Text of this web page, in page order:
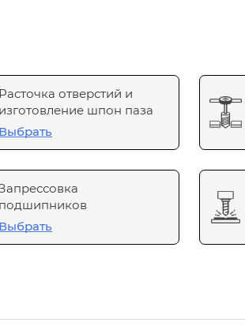
отверстий и
шпон паза